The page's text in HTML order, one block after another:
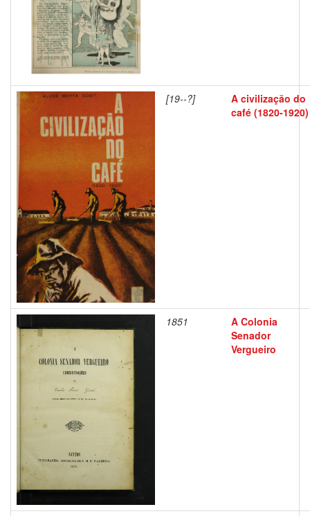
[19--?]
A civilização do
café (1820-1920)
1851
A Colonia
Senador
Vergueiro